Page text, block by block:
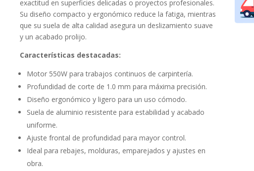
exactitud en superficies delicadas o proyectos profesionales.
Su diseño compacto y ergonómico reduce la fatiga, mientras
que su suela de alta calidad asegura un deslizamiento suave
y un acabado prolijo.
Características destacadas:
Motor 550W para trabajos continuos de carpintería.
Profundidad de corte de 1.0 mm para máxima precisión.
Diseño ergonómico y ligero para un uso cómodo.
Suela de aluminio resistente para estabilidad y acabado
uniforme.
Ajuste frontal de profundidad para mayor control.
Ideal para rebajes, molduras, emparejados y ajustes en
obra.
hasta
$30.149